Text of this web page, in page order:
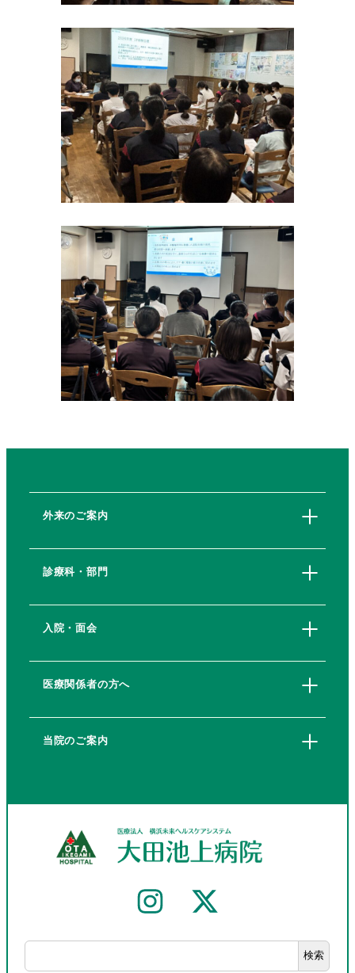
外来のご案内
診療科・部門
入院・面会
医療関係者の方へ
当院のご案内
検索